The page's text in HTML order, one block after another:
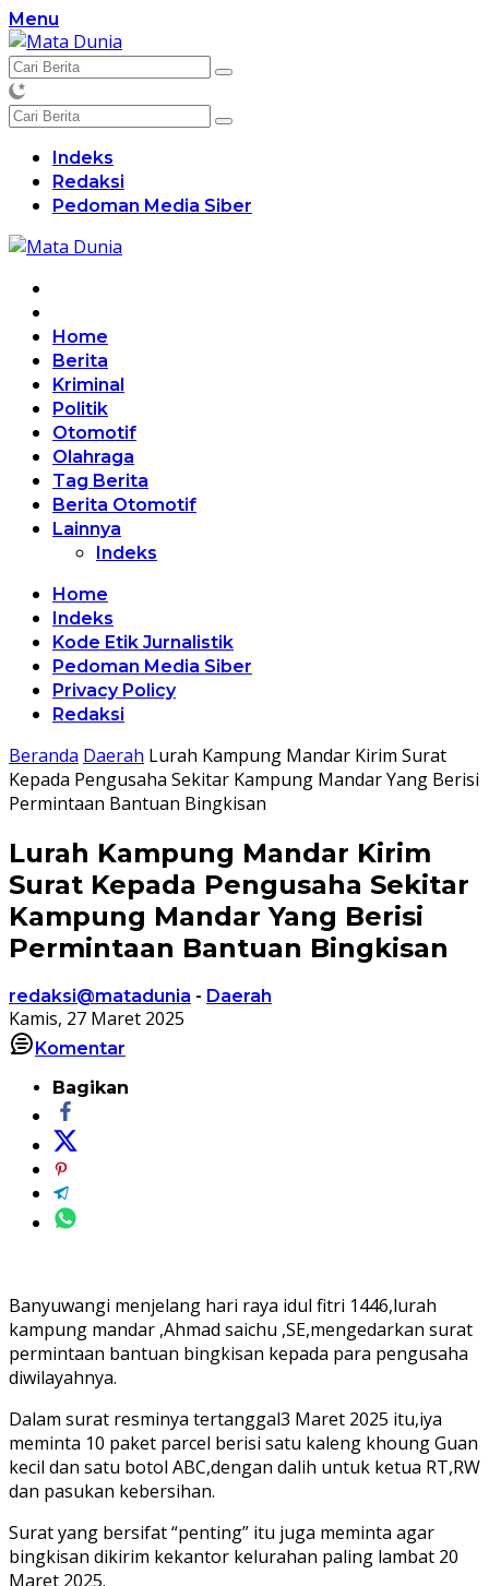
Langsung
ke
konten
Menu
Indeks
Redaksi
Pedoman Media Siber
Home
Berita
Kriminal
Politik
Otomotif
Olahraga
Tag Berita
Berita Otomotif
Lainnya
Indeks
Home
Indeks
Kode Etik Jurnalistik
Pedoman Media Siber
Privacy Policy
Redaksi
Beranda Daerah Lurah Kampung Mandar Kirim Surat
Kepada Pengusaha Sekitar Kampung Mandar Yang Berisi
Permintaan Bantuan Bingkisan
Lurah Kampung Mandar Kirim
Surat Kepada Pengusaha Sekitar
Kampung Mandar Yang Berisi
Permintaan Bantuan Bingkisan
redaksi@matadunia - Daerah
Kamis, 27 Maret 2025
Komentar
Bagikan
Banyuwangi menjelang hari raya idul fitri 1446,lurah
kampung mandar ,Ahmad saichu ,SE,mengedarkan surat
permintaan bantuan bingkisan kepada para pengusaha
diwilayahnya.
Dalam surat resminya tertanggal3 Maret 2025 itu,iya
meminta 10 paket parcel berisi satu kaleng khoung Guan
kecil dan satu botol ABC,dengan dalih untuk ketua RT,RW
dan pasukan kebersihan.
Surat yang bersifat “penting” itu juga meminta agar
bingkisan dikirim kekantor kelurahan paling lambat 20
Maret 2025.